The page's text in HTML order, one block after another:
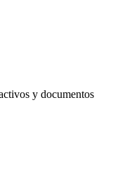
y documentos